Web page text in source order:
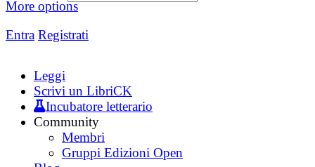
More options
Entra Registrati
Leggi
Scrivi un LibriCK
Incubatore letterario
Community
Membri
Gruppi Edizioni Open